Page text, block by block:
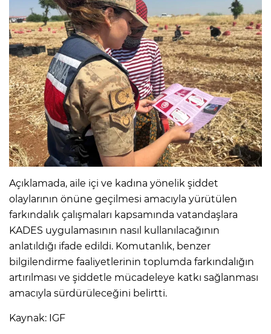
Açıklamada, aile içi ve kadına yönelik şiddet
olaylarının önüne geçilmesi amacıyla yürütülen
farkındalık çalışmaları kapsamında vatandaşlara
KADES uygulamasının nasıl kullanılacağının
anlatıldığı ifade edildi. Komutanlık, benzer
bilgilendirme faaliyetlerinin toplumda farkındalığın
artırılması ve şiddetle mücadeleye katkı sağlanması
amacıyla sürdürüleceğini belirtti.
Kaynak: IGF